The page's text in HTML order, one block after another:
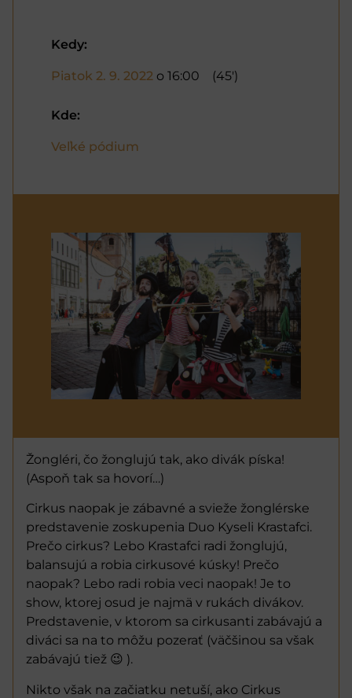
Kedy:
Piatok 2. 9. 2022 o 16:00 (45')
Kde:
Veľké pódium
Žongléri, čo žonglujú tak, ako divák píska!
(Aspoň tak sa hovorí…)
Cirkus naopak je zábavné a svieže žonglérske
predstavenie zoskupenia Duo Kyseli Krastafci.
Prečo cirkus? Lebo Krastafci radi žonglujú,
balansujú a robia cirkusové kúsky! Prečo
naopak? Lebo radi robia veci naopak! Je to
show, ktorej osud je najmä v rukách divákov.
Predstavenie, v ktorom sa cirkusanti zabávajú a
diváci sa na to môžu pozerať (väčšinou sa však
zabávajú tiež 😉 ).
Nikto však na začiatku netuší, ako Cirkus